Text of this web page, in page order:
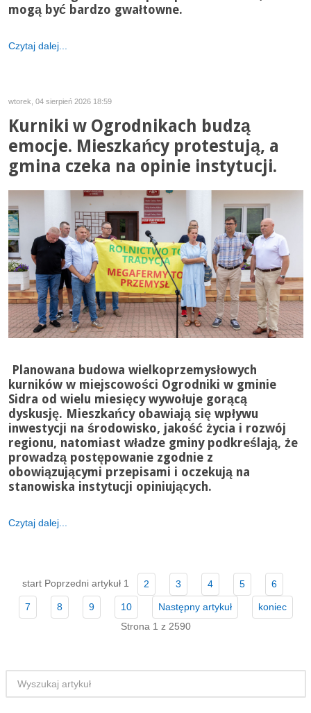
mogą być bardzo gwałtowne.
Czytaj dalej...
wtorek, 04 sierpień 2026 18:59
Kurniki w Ogrodnikach budzą
emocje. Mieszkańcy protestują, a
gmina czeka na opinie instytucji.
Planowana budowa wielkoprzemysłowych
kurników w miejscowości Ogrodniki w gminie
Sidra od wielu miesięcy wywołuje gorącą
dyskusję. Mieszkańcy obawiają się wpływu
inwestycji na środowisko, jakość życia i rozwój
regionu, natomiast władze gminy podkreślają, że
prowadzą postępowanie zgodnie z
obowiązującymi przepisami i oczekują na
stanowiska instytucji opiniujących.
Czytaj dalej...
start Poprzedni artykuł 1 2 3 4 5 6
7 8 9 10 Następny artykuł
koniec
Strona 1 z 2590